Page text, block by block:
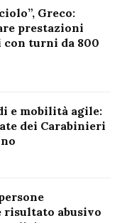
Greco:
prestazioni
con turni da 800
e mobilità agile:
dei Carabinieri
risultato abusivo